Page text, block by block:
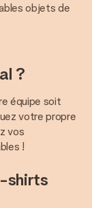
objets de
?
équipe soit
votre propre
vos
!
shirts